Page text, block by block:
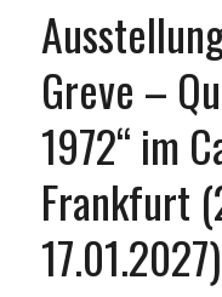
Greve –
1972“ im
Frankfurt
17.01.2027)